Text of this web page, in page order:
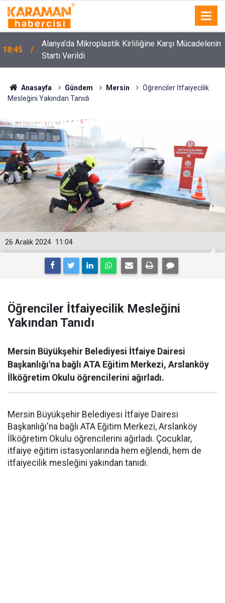
18:45
Alanya’da Mikroplastik Kirliliğine Karşı Mücadelenin
Startı Verildi
Anasayfa Gündem Mersin
Öğrenciler İtfaiyecilik
Mesleğini Yakından Tanıdı
11:04
26 Aralık 2024
Öğrenciler İtfaiyecilik Mesleğini
Yakından Tanıdı
Mersin Büyükşehir Belediyesi İtfaiye Dairesi
Başkanlığı'na bağlı ATA Eğitim Merkezi, Arslanköy
İlköğretim Okulu öğrencilerini ağırladı.
Mersin Büyükşehir Belediyesi İtfaiye Dairesi
Başkanlığı'na bağlı ATA Eğitim Merkezi, Arslanköy
İlköğretim Okulu öğrencilerini ağırladı. Çocuklar,
itfaiye eğitim istasyonlarında hem eğlendi, hem de
itfaiyecilik mesleğini yakından tanıdı.